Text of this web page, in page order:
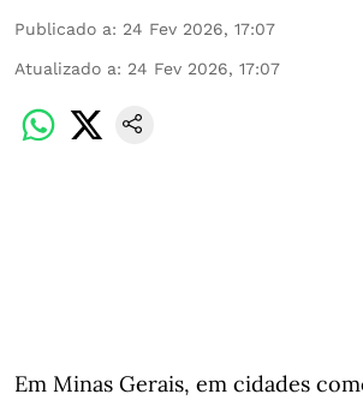
Publicado a: 24 Fev 2026, 17:07
Atualizado a: 24 Fev 2026, 17:07
Em Minas Gerais, em cidades